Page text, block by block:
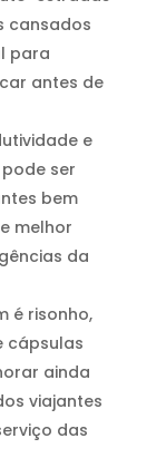
cansados
para
antes de
e
ser
bem
melhor
da
é risonho,
cápsulas
ainda
viajantes
das